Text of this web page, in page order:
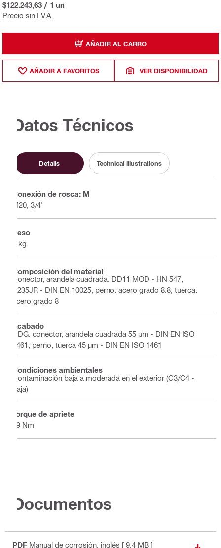
Precio sin I.V.A.
$122.243,63 / 1 un
AÑADIR AL CARRO
AÑADIR A FAVORITOS VER DISPONIBILIDAD
Datos Técnicos
Details Technical illustrations
Conexión de rosca: M
M20, 3/4"
Peso
1 kg
Composición del material
Conector, arandela cuadrada: DD11 MOD - HN 547,
S235JR - DIN EN 10025, perno: acero grado 8.8, tuerca:
acero grado 8
Acabado
HDG: conector, arandela cuadrada 55 µm - DIN EN ISO
1461; perno, tuerca 45 µm - DIN EN ISO 1461
Condiciones ambientales
Contaminación baja a moderada en el exterior (C3/C4 -
baja)
Torque de apriete
69 Nm
Documentos
PDF Manual de corrosión , inglés [ 9.4 MB ]